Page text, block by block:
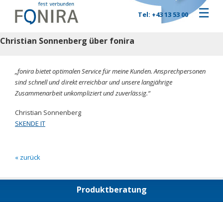
☰
Tel: +43 13 53 00
Christian Sonnenberg über fonira
„fonira bietet optimalen Service für meine Kunden. Ansprechpersonen
sind schnell und direkt erreichbar und unsere langjährige
Zusammenarbeit unkompliziert und zuverlässig.“
Christian Sonnenberg
SKENDE IT
« zurück
Produktberatung